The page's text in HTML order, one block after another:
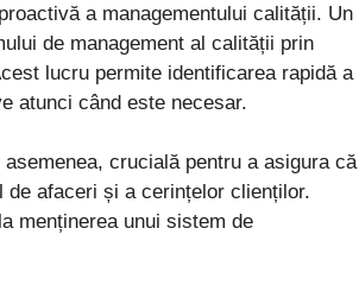
a managementului calității. Un
de management al calității prin
lucru permite identificarea rapidă a
atunci când este necesar.
crucială pentru a asigura că
afaceri și a cerințelor clienților.
menținerea unui sistem de